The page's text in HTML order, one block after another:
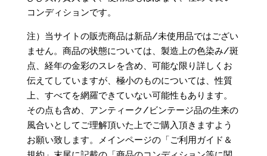
コンディションです。
注）当サイトの販売商品は新品/未使用品ではござい
ません。商品の状態については、製造上の色染み/斑
点、経年の金彩のスレを含め、可能な限り詳しくお
伝えてしていますが、極小のものについては、性質
上、すべてを網羅できていない可能性もあります。
その点も含め、アンティーク/ビンテージ品の生来の
風合いとしてご理解頂いた上でご購入頂きますよう
お願い致します。メインページの「ご利用ガイド＆